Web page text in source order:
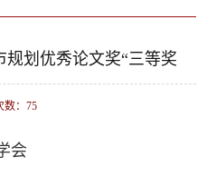
规划优秀论文奖“三等奖
： 75
会